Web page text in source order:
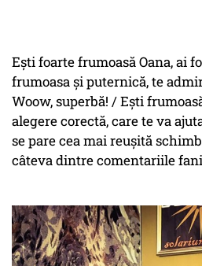
Ești foarte frumoasă Oana, ai
frumoasa și puternică, te
Woow, superbă! / Ești
alegere corectă, care te va
se pare cea mai reușită
câteva dintre comentariile